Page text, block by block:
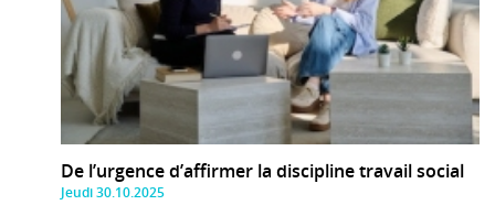
De l’urgence d’affirmer la discipline travail social
Jeudi 30.10.2025